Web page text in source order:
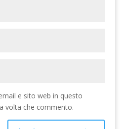
e sito web in questo
volta che commento.